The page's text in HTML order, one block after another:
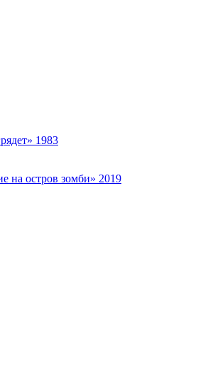
1983
на остров зомби» 2019